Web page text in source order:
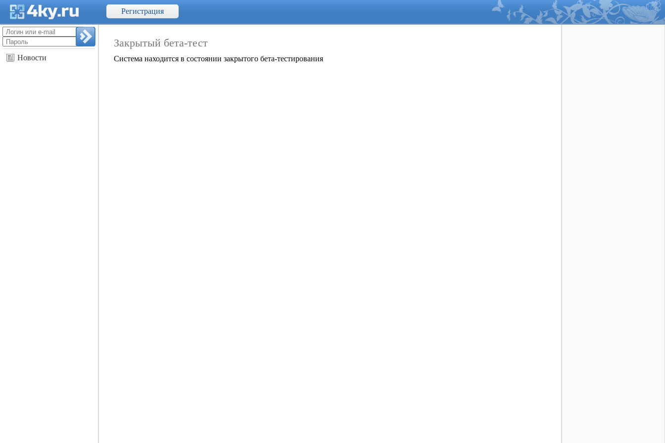
Регистрация
Профиль
Новости
Закрытый бета-тест
Система находится в состоянии закрытого бета-тестирования